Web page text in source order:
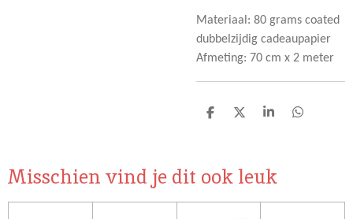
Materiaal: 80 grams coated
dubbelzijdig cadeaupapier
Afmeting: 70 cm x 2 meter
D
n
D
S
e
D
Misschien vind je dit ook leuk